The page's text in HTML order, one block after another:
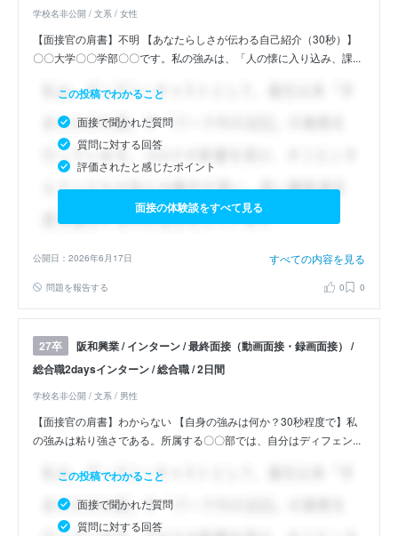
学校名非公開 / 文系 / 女性
【面接官の肩書】不明 【あなたらしさが伝わる自己紹介（30秒）】
〇〇大学〇〇学部〇〇です。私の強みは、「人の懐に入り込み、課...
この投稿でわかること
面接で聞かれた質問
質問に対する回答
評価されたと感じたポイント
面接の体験談をすべて見る
公開日：2026年6月17日 すべての内容を見る
問題を報告する 0 0
27卒
阪和興業 / インターン / 最終面接（動画面接・録画面接） /
総合職2daysインターン / 総合職 / 2日間
学校名非公開 / 文系 / 男性
【面接官の肩書】わからない 【自身の強みは何か？30秒程度で】私
の強みは粘り強さである。所属する〇〇部では、自分はディフェン...
この投稿でわかること
面接で聞かれた質問
質問に対する回答